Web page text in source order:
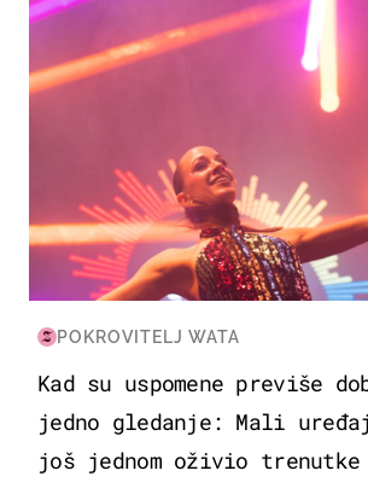
POKROVITELJ WATA
Kad su uspomene previše
jedno gledanje: Mali
još jednom oživio